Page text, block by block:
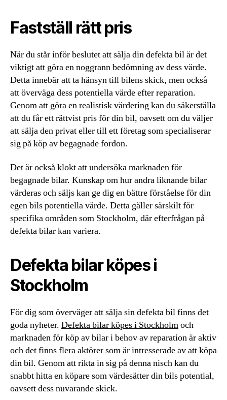
Fastställ rätt pris
När du står inför beslutet att sälja din defekta bil är det
viktigt att göra en noggrann bedömning av dess värde.
Detta innebär att ta hänsyn till bilens skick, men också
att överväga dess potentiella värde efter reparation.
Genom att göra en realistisk värdering kan du säkerställa
att du får ett rättvist pris för din bil, oavsett om du väljer
att sälja den privat eller till ett företag som specialiserar
sig på köp av begagnade fordon.
Det är också klokt att undersöka marknaden för
begagnade bilar. Kunskap om hur andra liknande bilar
värderas och säljs kan ge dig en bättre förståelse för din
egen bils potentiella värde. Detta gäller särskilt för
specifika områden som Stockholm, där efterfrågan på
defekta bilar kan variera.
Defekta bilar köpes i
Stockholm
För dig som överväger att sälja sin defekta bil finns det
goda nyheter. Defekta bilar köpes i Stockholmoch
marknaden för köp av bilar i behov av reparation är aktiv
och det finns flera aktörer som är intresserade av att köpa
din bil. Genom att rikta in sig på denna nisch kan du
snabbt hitta en köpare som värdesätter din bils potential,
oavsett dess nuvarande skick.